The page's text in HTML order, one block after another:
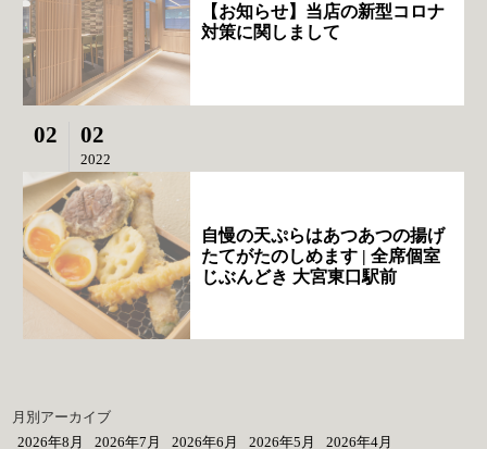
【お知らせ】当店の新型コロナ
対策に関しまして
02 02
2022
自慢の天ぷらはあつあつの揚げ
たてがたのしめます | 全席個室
じぶんどき 大宮東口駅前
月別アーカイブ
2026年8月
2026年7月 2026年6月 2026年5月 2026年4月